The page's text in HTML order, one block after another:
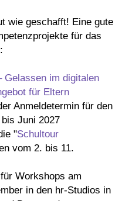
wie geschafft! Eine gute
für das
Gelassen im digitalen
für Eltern
Anmeldetermin für den
Juni 2027
"Schultour
vom 2. bis 11.
Workshops am
in den hr-Studios in